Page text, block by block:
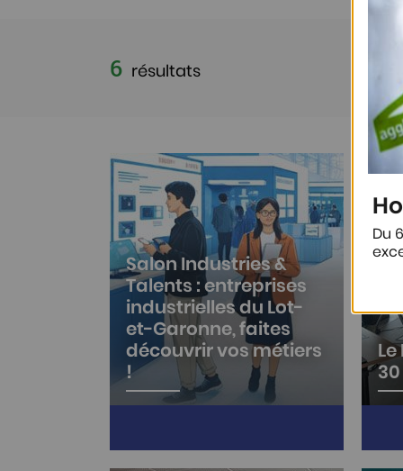
6 résultats
Salon Industries &
Talents : entreprises
industrielles du Lot-
et-Garonne, faites
découvrir vos métiers
!
organisera la première édition
Du